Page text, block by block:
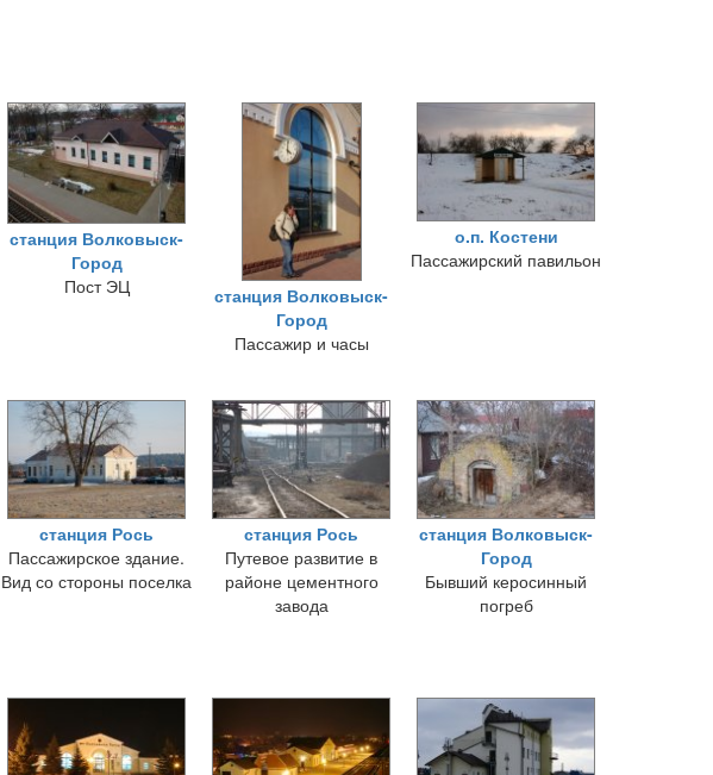
станция Волковыск-
Город
Пост ЭЦ
станция Волковыск-
Город
Пассажир и часы
о.п. Костени
Пассажирский павильон
станция Рось
Пассажирское здание.
Вид со стороны поселка
станция Рось
Путевое развитие в
районе цементного
завода
станция Волковыск-
Город
Бывший керосинный
погреб